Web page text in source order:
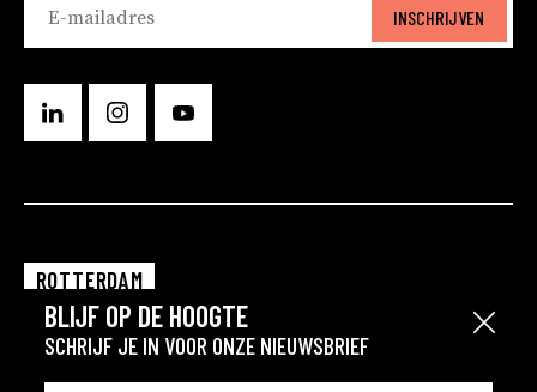
Sluit
BLIJF OP DE HOOGTE
SCHRIJF JE IN VOOR ONZE NIEUWSBRIEF
INSCHRIJVEN
ROTTERDAM
EINDHOVEN
GRONINGEN